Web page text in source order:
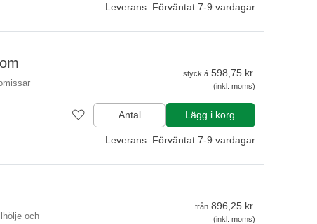
Leverans: Förväntat 7-9 vardagar
styck á 598,75 kr.
(inkl. moms)
Antal Lägg i korg
Leverans: Förväntat 7-9 vardagar
och
från 896,25 kr.
(inkl. moms)